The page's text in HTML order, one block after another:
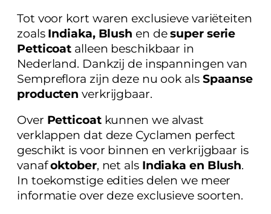
Tot voor kort waren exclusieve variëteiten
zoals Indiaka, Blush en desuper serie
Petticoat alleen beschikbaar in
Nederland. Dankzij de inspanningen van
Sempreflora zijn deze nu ook als Spaanse
producten verkrijgbaar.
Over Petticoatkunnen we alvast
verklappen dat deze Cyclamen perfect
geschikt is voor binnen en verkrijgbaar is
vanafoktober, net als Indiaka en Blush.
In toekomstige edities delen we meer
informatie over deze exclusieve soorten.